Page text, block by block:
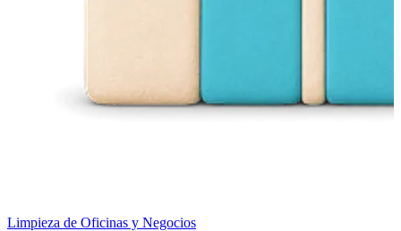
Limpieza de Oficinas y Negocios